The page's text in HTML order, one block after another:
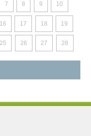
7 8 9 10
16 17 18 19
25 26 27 28